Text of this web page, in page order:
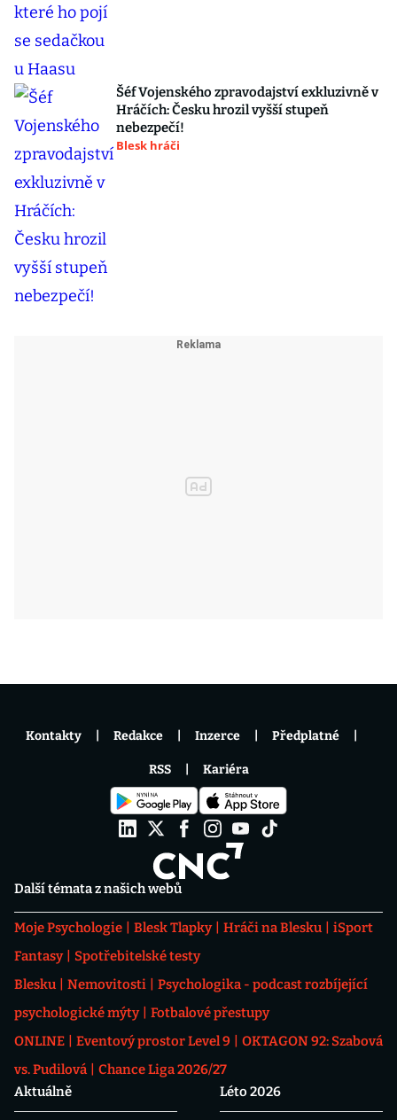
Šéf Vojenského zpravodajství exkluzivně v
Hráčích: Česku hrozil vyšší stupeň
nebezpečí!
Blesk hráči
Další témata z našich webů
Moje Psychologie Blesk Tlapky Hráči na Blesku
iSport
Fantasy
Spotřebitelské testy
Blesku
Nemovitosti
Psychologika - podcast rozbíjející
psychologické mýty
Fotbalové přestupy
ONLINE
Eventový prostor Level 9
OKTAGON 92: Szabová
vs. Pudilová
Chance Liga 2026/27
Aktuálně
Léto 2026
Kontakty Redakce Inzerce Předplatné
RSS Kariéra